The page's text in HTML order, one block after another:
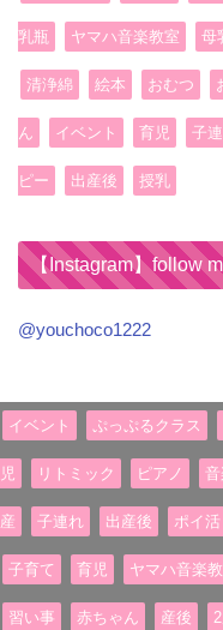
乳瓶 ヤマハ音楽教室 母
清浄綿 絵本 おむつ
ん イベント 育児 子
ピー 出産後 授乳
【Instagram】follow
@youchoco1222
イベント ぷっぷるクラス
児 リトミック ピアノ
産 子連れ 出産後 ポイ活
子育て 育児 ヤマハ音楽
習い事 赤ちゃん 産後